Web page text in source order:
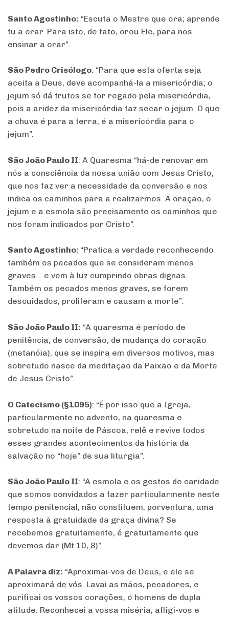
Santo Agostinho: “Escuta o Mestre que ora; aprende
tu a orar. Para isto, de fato, orou Ele, para nos
ensinar a orar”.
São Pedro Crisólogo: “Para que esta oferta seja
aceita a Deus, deve acompanhá-la a misericórdia; o
jejum só dá frutos se for regado pela misericórdia,
pois a aridez da misericórdia faz secar o jejum. O que
a chuva é para a terra, é a misericórdia para o
jejum”.
São João Paulo II: A Quaresma “há-de renovar em
nós a consciência da nossa união com Jesus Cristo,
que nos faz ver a necessidade da conversão e nos
indica os caminhos para a realizarmos. A oração, o
jejum e a esmola são precisamente os caminhos que
nos foram indicados por Cristo”.
Santo Agostinho: “Pratica a verdade reconhecendo
também os pecados que se consideram menos
graves… e vem à luz cumprindo obras dignas.
Também os pecados menos graves, se forem
descuidados, proliferam e causam a morte”.
São João Paulo II: “A quaresma é período de
penitência, de conversão, de mudança do coração
(metanóia), que se inspira em diversos motivos, mas
sobretudo nasce da meditação da Paixão e da Morte
de Jesus Cristo”.
O Catecismo (§1095): “É por isso que a Igreja,
particularmente no advento, na quaresma e
sobretudo na noite de Páscoa, relê e revive todos
esses grandes acontecimentos da história da
salvação no “hoje” de sua liturgia”.
São João Paulo II: “A esmola e os gestos de caridade
que somos convidados a fazer particularmente neste
tempo penitencial, não constituem, porventura, uma
resposta à gratuidade da graça divina? Se
recebemos gratuitamente, é gratuitamente que
devemos dar (Mt 10, 8)”.
A Palavra diz: “Aproximai-vos de Deus, e ele se
aproximará de vós. Lavai as mãos, pecadores, e
purificai os vossos corações, ó homens de dupla
atitude. Reconhecei a vossa miséria, afligi-vos e